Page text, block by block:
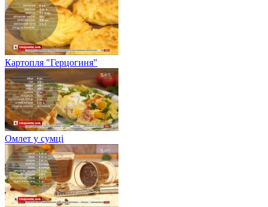
Картопля "Герцогиня"
Омлет у сумці